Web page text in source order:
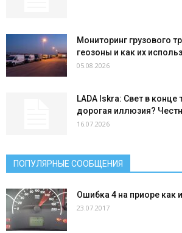
Мониторинг грузового
геозоны и как их
05.08.2026
LADA Iskra: Свет в конце
дорогая иллюзия?
16.07.2026
ПОПУЛЯРНЫЕ СООБЩЕНИЯ
Ошибка 4 на приоре как
23.07.2017